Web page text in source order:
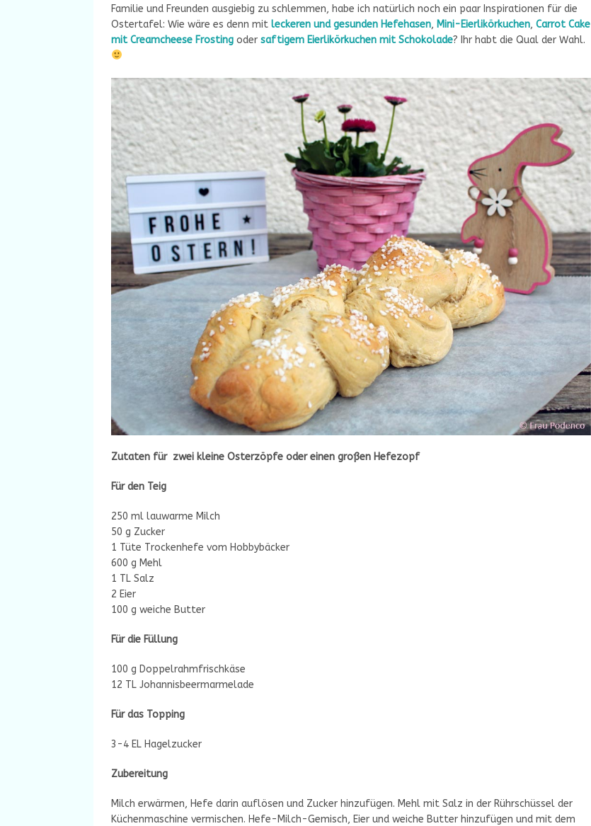
Familie und Freunden ausgiebig zu schlemmen, habe ich natürlich noch ein paar Inspirationen für die
Ostertafel: Wie wäre es denn mit leckeren und gesunden Hefehasen, Mini-Eierlikörkuchen, Carrot Cake
mit Creamcheese Frosting oder saftigem Eierlikörkuchen mit Schokolade? Ihr habt die Qual der Wahl.
Zutaten für zwei kleine Osterzöpfe oder einen großen Hefezopf
Für den Teig
250 ml lauwarme Milch
50 g Zucker
1 Tüte Trockenhefe vom Hobbybäcker
600 g Mehl
1 TL Salz
2 Eier
100 g weiche Butter
Für die Füllung
100 g Doppelrahmfrischkäse
12 TL Johannisbeermarmelade
Für das Topping
3-4 EL Hagelzucker
Zubereitung
Milch erwärmen, Hefe darin auflösen und Zucker hinzufügen. Mehl mit Salz in der Rührschüssel der
Küchenmaschine vermischen. Hefe-Milch-Gemisch, Eier und weiche Butter hinzufügen und mit dem